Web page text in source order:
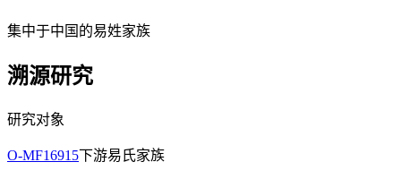
集中于中国的易姓家族
溯源研究
研究对象
O-MF16915下游易氏家族